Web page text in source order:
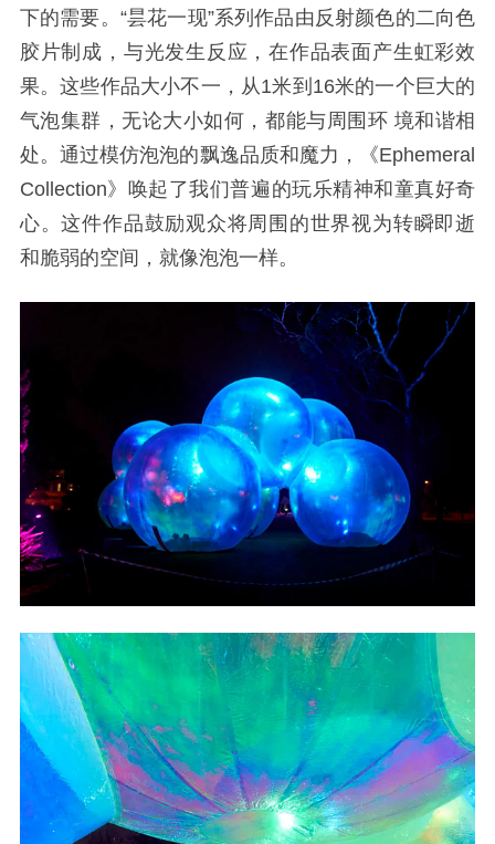
下的需要。“昙花一现”系列作品由反射颜色的二向色
胶片制成，与光发生反应，在作品表面产生虹彩效
果。这些作品大小不一，从1米到16米的一个巨大的
气泡集群，无论大小如何，都能与周围环 境和谐相
处。通过模仿泡泡的飘逸品质和魔力，《Ephemeral
Collection》唤起了我们普遍的玩乐精神和童真好奇
心。这件作品鼓励观众将周围的世界视为转瞬即逝
和脆弱的空间，就像泡泡一样。